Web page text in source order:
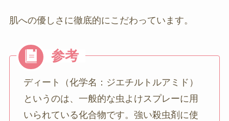
肌への優しさに徹底的にこだわっています。
ディート（化学名：ジエチルトルアミド）
というのは、一般的な虫よけスプレーに用
いられている化合物です。強い殺虫剤に使